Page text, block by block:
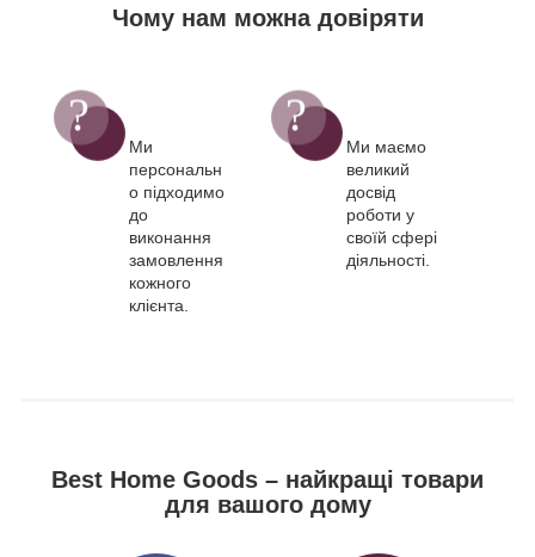
Чому нам можна довіряти
Ми
персональн
о підходимо
до
виконання
замовлення
кожного
клієнта.
Ми маємо
великий
досвід
роботи у
своїй сфері
діяльності.
Best Home Goods – найкращі товари
для вашого дому